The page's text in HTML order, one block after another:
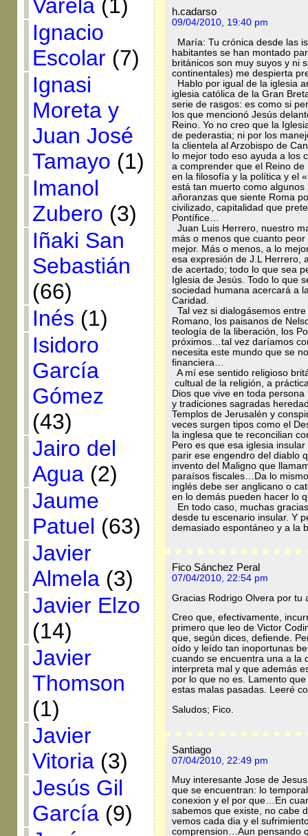
Varela(1)
Ignacio
Escolar(7)
Ignasi
Moreta y
Juan José
Tamayo (1)
Imanol
Zubero (3)
Iñaki San
Sebastián
(66)
Inés (1)
Isidoro
García
Gómez
(43)
Jairo del
Agua(2)
Jaume
Patuel (63)
Javier
Almela(3)
Javier Elzo
(14)
Javier
Thomson
(1)
Javier
Vitoria(3)
Jesús Gil
García(9)
h.cadarso
09/04/2010, 19:40 pm
María: Tu crónica desde las
habitantes se han montado
británicos son muy suyos y ni
continentales) me despierta
Hablo por igual de la iglesia
iglesia católica de la Gran
serie de rasgos: es como si
los que mencionó Jesús
Reino. Yo no creo que la
de pederastia; ni por los
la clientela al Arzobispo de
lo mejor todo eso ayuda a los
a comprender que el Reino
en la filosofía y la política y el
está tan muerto como
añoranzas que siente Roma
civilizado, capitalidad que
Pontífice…
Juan Luis Herrero, nuestro
más o menos que cuanto
mejor. Más o menos, a lo
esa expresión de J.L Herrero,
de acertado; todo lo que sea
Iglesia de Jesús. Todo lo que
sociedad humana acercará a
Caridad.
Tal vez si dialogásemos
Romano, los paisanos de
teología de la liberación, los
próximos…tal vez daríamos
necesita este mundo que se
financiera…
A mí ese sentido religioso
cultual de la religión, a
Dios que vive en toda
y tradiciones sagradas
Templos de Jerusalén y
veces surgen tipos como el
la inglesa que te reconcilian
Pero es que esa iglesia
parir ese engendro del diablo
invento del Maligno que
paraísos fiscales…Da lo
inglés debe ser anglicano o
en lo demás pueden hacer lo
En todo caso, muchas
desde tu escenario insular. Y
demasiado espontáneo y a la
Fico Sánchez Peral
07/04/2010, 22:54 pm
Gracias Rodrigo Olvera por tu
Creo que, efectivamente,
primero que leo de Victor
que, según dices, defiende.
oído y leído tan inoportunas
cuando se encuentra una a la
interpreta mal y que además
por lo que no es. Lamento
estas malas pasadas. Leeré
Saludos; Fico.
Santiago
07/04/2010, 22:49 pm
Muy interesante Jose de
que se encuentran: lo
conexion y el por que…En
sabemos que existe, no cabe
vemos cada dia y el
comprension…Aun pensando